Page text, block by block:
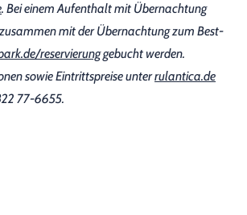
. Bei einem Aufenthalt mit Übernachtung
mit der Übernachtung zum Best-
reservierunggebucht werden.
sowie Eintrittspreise unterrulantica.de
77-6655.